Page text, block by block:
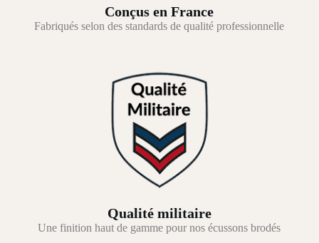
Conçus en France
Fabriqués selon des standards de qualité professionnelle
Qualité militaire
Une finition haut de gamme pour nos écussons brodés